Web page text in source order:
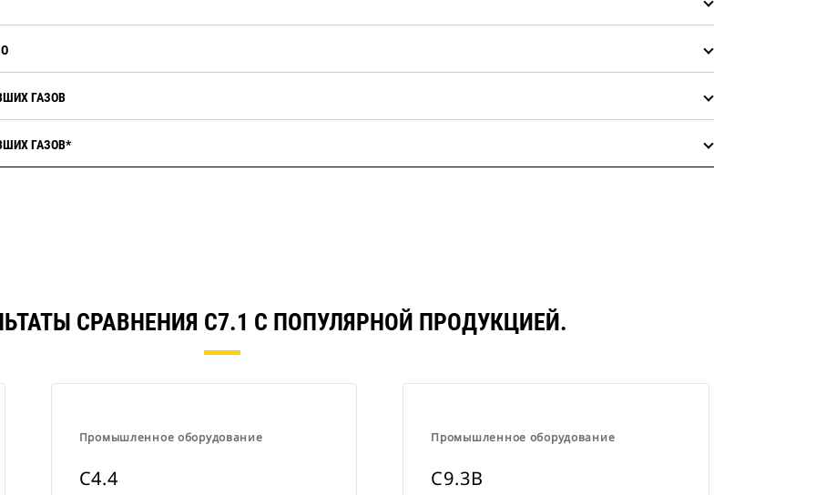
ГАЗОВ
ГАЗОВ*
СРАВНЕНИЯ C7.1 С ПОПУЛЯРНОЙ ПРОДУКЦИЕЙ.
Промышленное оборудование
C4.4
Промышленное оборудование
C9.3B